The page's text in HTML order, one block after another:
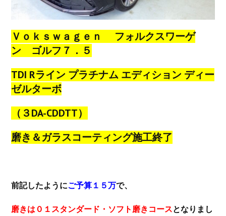
Ｖｏｋｓｗａｇｅｎ フォルクスワーゲ
ン ゴルフ７．５
TDI Rライン プラチナム エディション ディー
ゼルターボ
（３DA-CDDTT）
磨き＆ガラスコーティング施工終了
前記したようにご予算１５万で、
磨きは０１スタンダード・ソフト磨きコースとなりまし